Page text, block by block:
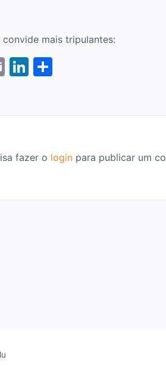
mais tripulantes:
EmailLinkedIn
fazer o login para publicar um